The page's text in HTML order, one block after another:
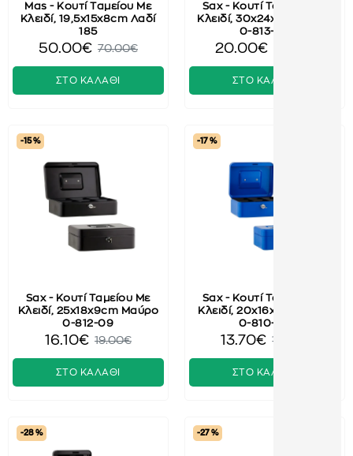
Mas - Κουτί Ταμείου Με
Κλειδί, 19,5x15x8cm Λαδί
185
50.00€ 70.00€
ΣΤΟ ΚΑΛΑΘΙ
Sax - Κουτί Ταμείου Με
Κλειδί, 30x24x9cm Μπλε
0-813-04
20.00€
ΣΤΟ ΚΑΛΑΘΙ
-15 %
Sax - Κουτί Ταμείου Με
Κλειδί, 25x18x9cm Μαύρο
0-812-09
16.10€ 19.00€
ΣΤΟ ΚΑΛΑΘΙ
-17 %
Sax - Κουτί Ταμείου Με
Κλειδί, 20x16x9cm Μπλε
0-810-04
13.70€ 16.50€
ΣΤΟ ΚΑΛΑΘΙ
-28 % -27 %